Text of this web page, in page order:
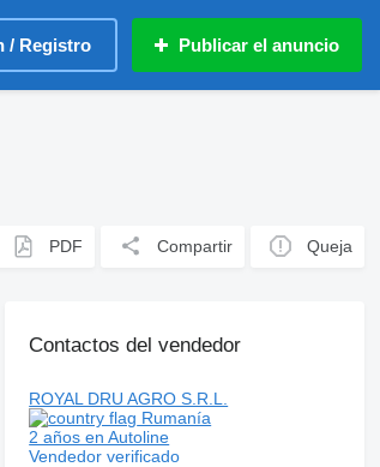
/ Registro Publicar el anuncio
PDF Compartir Queja
Contactos del vendedor
ROYAL DRU AGRO S.R.L.
Rumanía
2 años en Autoline
Vendedor verificado